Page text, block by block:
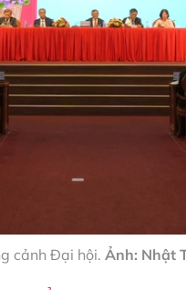
cảnh Đại hội. Ảnh: Nhật